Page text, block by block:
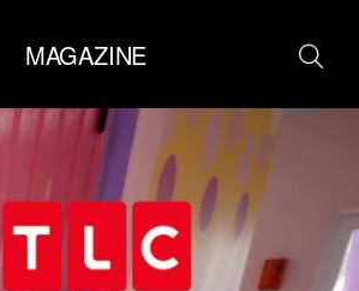
MAGAZINE